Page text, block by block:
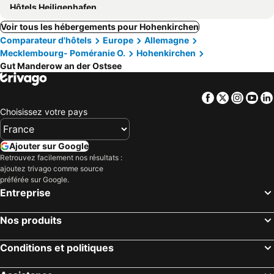
Hôtels Heiligenhafen
Voir tous les hébergements pour Hohenkirchen
Comparateur d'hôtels
Europe
Allemagne
Mecklembourg- Poméranie O.
Hohenkirchen
Gut Manderow an der Ostsee
Facebook
Twitter
Choisissez votre pays
Ajouter sur Google
Retrouvez facilement nos résultats :
ajoutez trivago comme source
préférée sur Google.
Entreprise
Nos produits
Conditions et politiques